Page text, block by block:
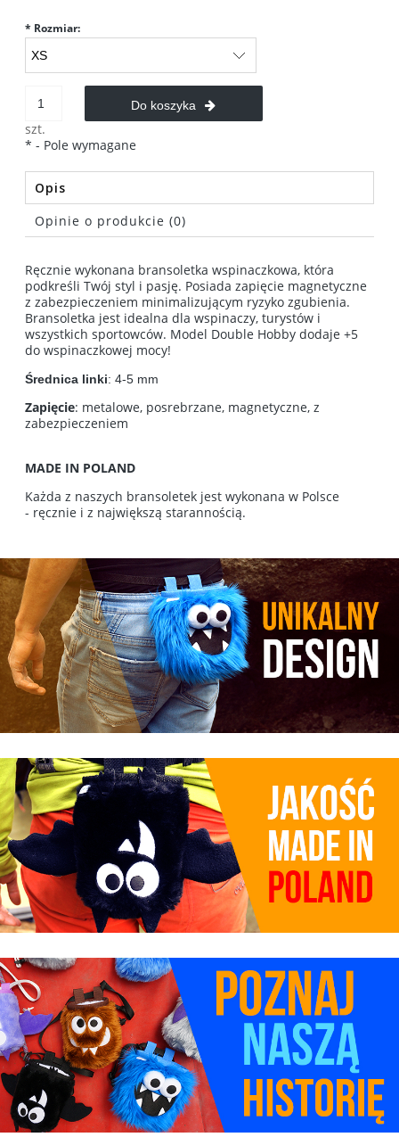
* Rozmiar:
szt.
Do koszyka
* - Pole wymagane
Opis
Opinie o produkcie (0)
Ręcznie wykonana bransoletka wspinaczkowa, która
podkreśli Twój styl i pasję. Posiada zapięcie magnetyczne
z zabezpieczeniem minimalizującym ryzyko zgubienia.
Bransoletka jest idealna dla wspinaczy, turystów i
wszystkich sportowców. Model Double Hobby dodaje +5
do wspinaczkowej mocy!
Średnica linki: 4-5 mm
Zapięcie: metalowe, posrebrzane, magnetyczne, z
zabezpieczeniem
MADE IN POLAND
Każda z naszych bransoletek jest wykonana w Polsce
- ręcznie i z największą starannością.